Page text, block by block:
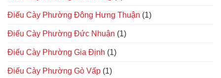
Điếu Cày Phường Đông Hưng Thuận (1)
Điếu Cày Phường Đức Nhuận (1)
Điếu Cày Phường Gia Định (1)
Điếu Cày Phường Gò Vấp (1)